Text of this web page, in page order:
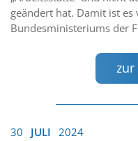
geändert hat. Damit ist es
Bundesministeriums der
zur
30 JULI 2024